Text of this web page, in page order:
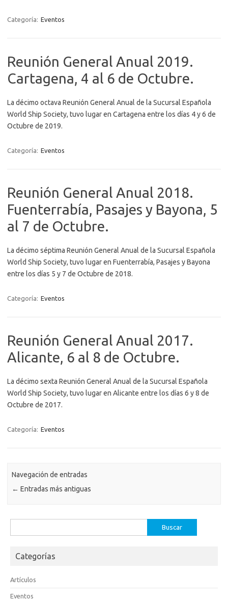
Categoría: Eventos
Reunión General Anual 2019.
Cartagena, 4 al 6 de Octubre.
La décimo octava Reunión General Anual de la Sucursal Española
World Ship Society, tuvo lugar en Cartagena entre los días 4 y 6 de
Octubre de 2019.
Categoría: Eventos
Reunión General Anual 2018.
Fuenterrabía, Pasajes y Bayona, 5
al 7 de Octubre.
La décimo séptima Reunión General Anual de la Sucursal Española
World Ship Society, tuvo lugar en Fuenterrabía, Pasajes y Bayona
entre los días 5 y 7 de Octubre de 2018.
Categoría: Eventos
Reunión General Anual 2017.
Alicante, 6 al 8 de Octubre.
La décimo sexta Reunión General Anual de la Sucursal Española
World Ship Society, tuvo lugar en Alicante entre los días 6 y 8 de
Octubre de 2017.
Categoría: Eventos
Navegación de entradas
← Entradas más antiguas
Categorías
Artículos
Eventos